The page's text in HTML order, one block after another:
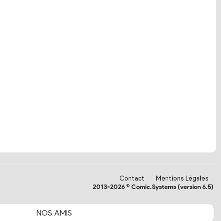
Contact
Mentions Légales
2013-2026 © Comic.Systems (version 6.5)
NOS AMIS